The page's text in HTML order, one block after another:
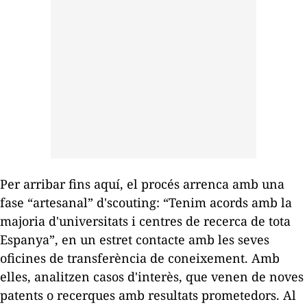
Per arribar fins aquí, el procés arrenca amb una
fase “artesanal” d'scouting: “Tenim acords amb la
majoria d'universitats i centres de recerca de tota
Espanya”, en un estret contacte amb les seves
oficines de transferència de coneixement. Amb
elles, analitzen casos d'interès, que venen de noves
patents o recerques amb resultats prometedors. Al